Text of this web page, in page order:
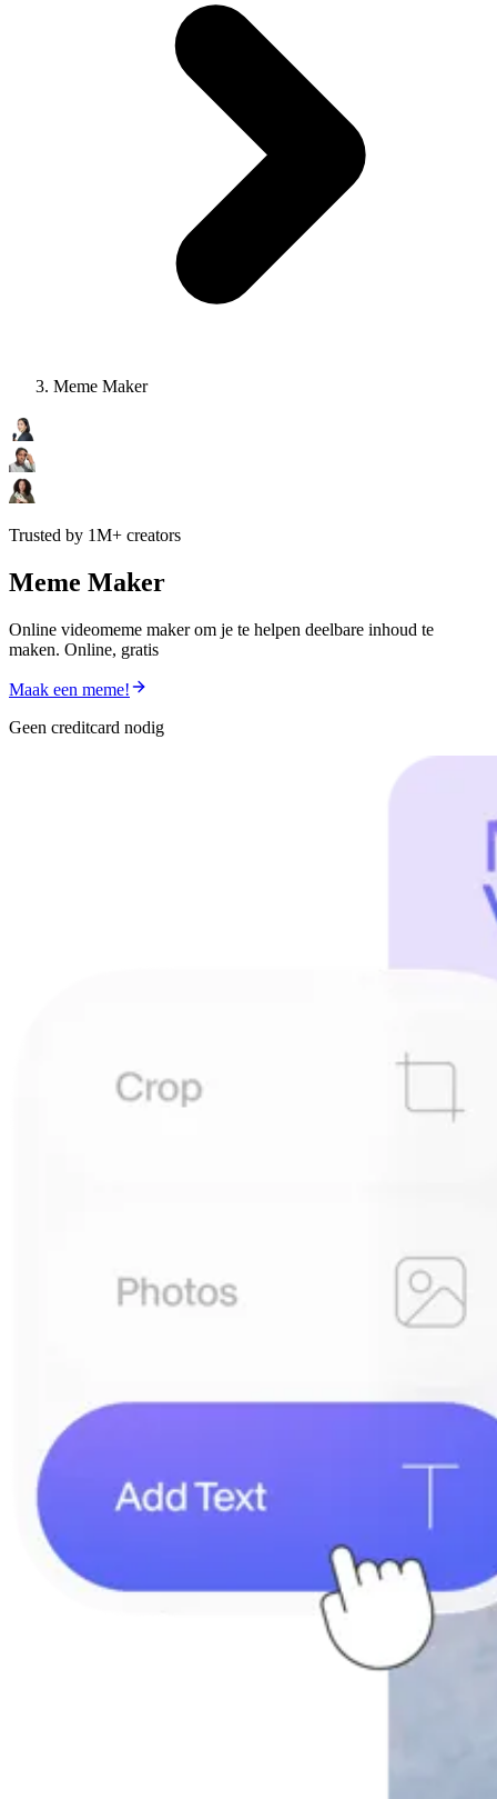
Meme Maker
Trusted by 1M+ creators
Meme Maker
Online videomeme maker om je te helpen deelbare inhoud te
maken. Online, gratis
Maak een meme!
Geen creditcard nodig